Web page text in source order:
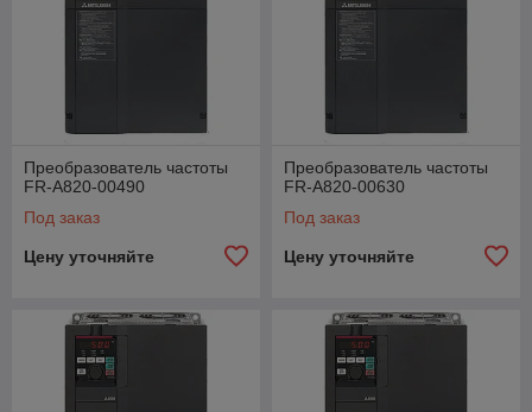
Преобразователь частоты
FR-A820-00490
Под заказ
Цену уточняйте
Преобразователь частоты
FR-A820-00630
Под заказ
Цену уточняйте